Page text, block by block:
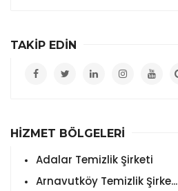
TAKİP EDİN
HİZMET BÖLGELERİ
Adalar Temizlik Şirketi
Arnavutköy Temizlik Şirke...